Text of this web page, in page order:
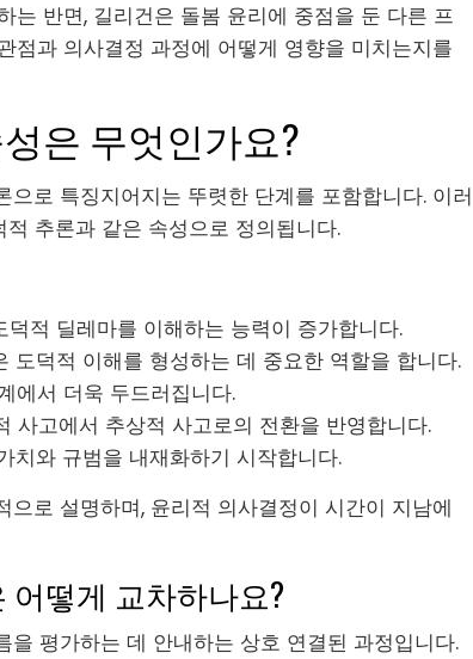
는 반면, 길리건은 돌봄 윤리에 중점을 둔 다른 프
점과 의사결정 과정에 어떻게 영향을 미치는지를
은 무엇인가요?
로 특징지어지는 뚜렷한 단계를 포함합니다. 이러
추론과 같은 속성으로 정의됩니다.
적 딜레마를 이해하는 능력이 증가합니다.
덕적 이해를 형성하는 데 중요한 역할을 합니다.
에서 더욱 두드러집니다.
고에서 추상적 사고로의 전환을 반영합니다.
치와 규범을 내재화하기 시작합니다.
로 설명하며, 윤리적 의사결정이 시간이 지남에
떻게 교차하나요?
평가하는 데 안내하는 상호 연결된 과정입니다.